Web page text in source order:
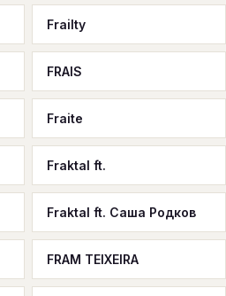
Frailty
FRAIS
Fraite
Fraktal ft.
Fraktal ft. Саша Родков
FRAM TEIXEIRA